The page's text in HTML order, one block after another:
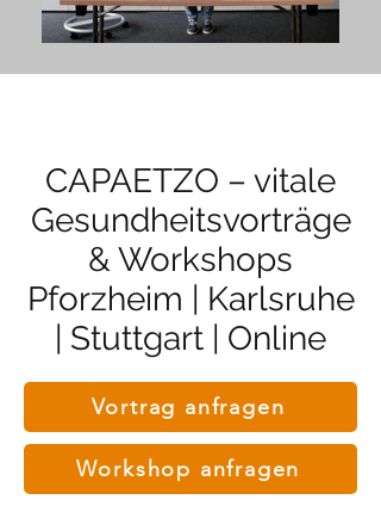
CAPAETZO – vitale
Gesundheitsvorträge
& Workshops
Pforzheim | Karlsruhe
| Stuttgart | Online
Vortrag anfragen
Workshop anfragen